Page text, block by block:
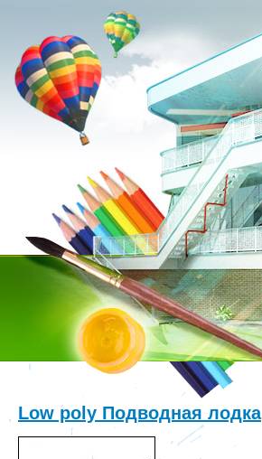
Low poly Подводная лодка